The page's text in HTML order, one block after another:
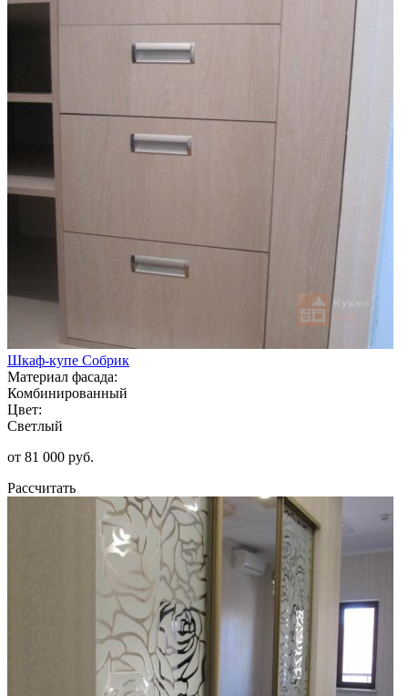
Шкаф-купе Собрик
Материал фасада:
Комбинированный
Цвет:
Светлый
от 81 000 руб.
Рассчитать